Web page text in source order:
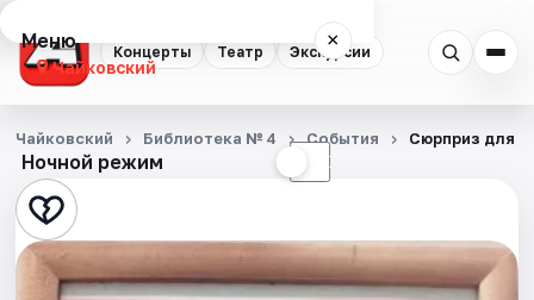
Концерты Театр Экскурсии
Меню ×
Чайковский
Концерты
Театр
Экскурсии
События
Ночной режим ☾
Чайковский Библиотека № 4 События Сюрприз для